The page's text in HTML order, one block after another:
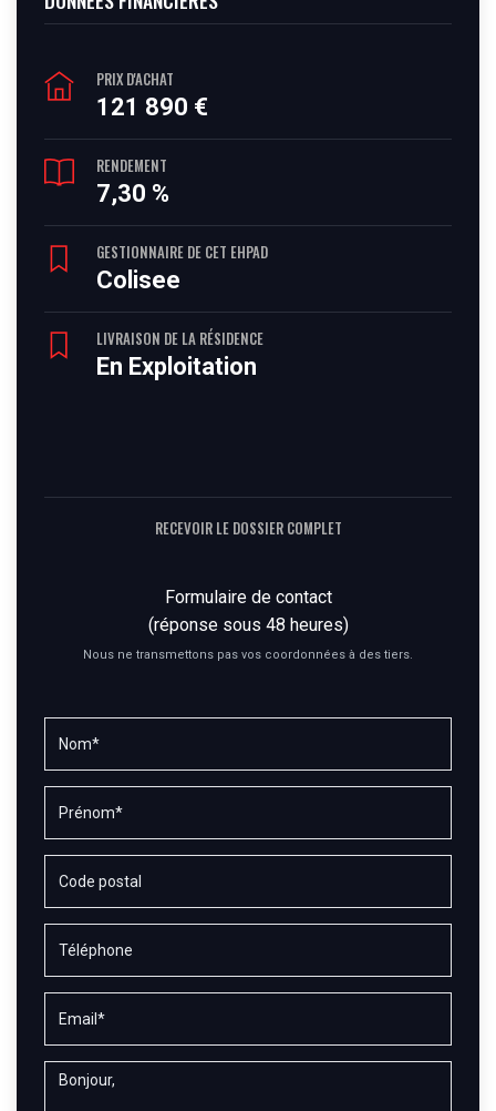
PRIX D'ACHAT
121 890 €
RENDEMENT
7,30 %
GESTIONNAIRE DE CET EHPAD
Colisee
LIVRAISON DE LA RÉSIDENCE
En Exploitation
RECEVOIR LE DOSSIER COMPLET
Formulaire de contact
(réponse sous 48 heures)
Nous ne transmettons pas vos coordonnées à des tiers.